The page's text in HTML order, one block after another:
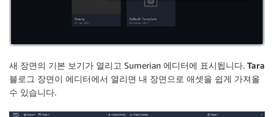
새 장면의 기본 보기가 열리고 Sumerian 에디터에 표시됩니다. Tara
블로그 장면이 에디터에서 열리면 내 장면으로 애셋을 쉽게 가져올
수 있습니다.